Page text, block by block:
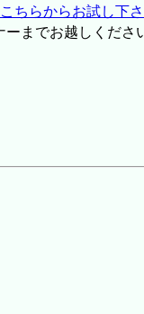
ちらからお試し下
までお越しくださ